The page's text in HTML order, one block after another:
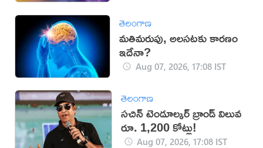
తెలంగాణ
మతిమరుపు, అలసటకు కారణం
ఇదేనా?
Aug 07, 2026, 17:08 IST
తెలంగాణ
సచిన్ టెండూల్కర్ బ్రాండ్ విలువ
రూ. 1,200 కోట్లు!
Aug 07, 2026, 17:08 IST